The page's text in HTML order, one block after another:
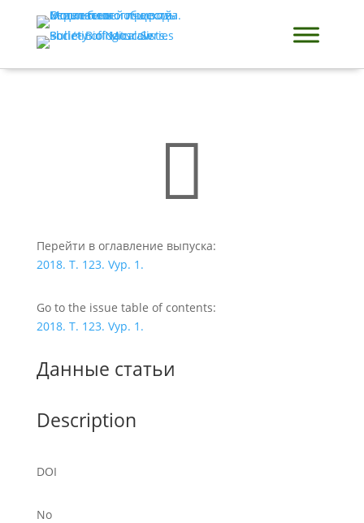

Перейти в оглавление выпуска:
2018. T. 123. Vyp. 1.
Go to the issue table of contents:
2018. T. 123. Vyp. 1.
Данные статьи
Description
DOI
No